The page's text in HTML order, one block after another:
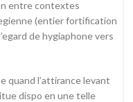
entre contextes
(entier fortification
de hygiaphone vers
quand l’attirance levant
dispo en une telle